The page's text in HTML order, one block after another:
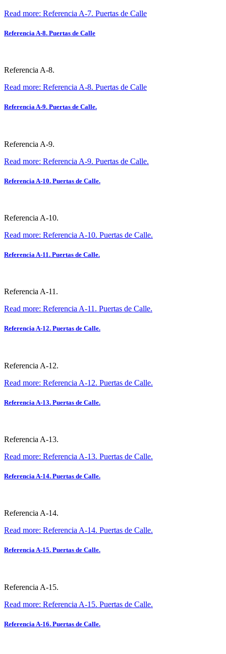
Read more: Referencia A-7. Puertas de Calle
Referencia A-8. Puertas de Calle
Referencia A-8.
Read more: Referencia A-8. Puertas de Calle
Referencia A-9. Puertas de Calle.
Referencia A-9.
Read more: Referencia A-9. Puertas de Calle.
Referencia A-10. Puertas de Calle.
Referencia A-10.
Read more: Referencia A-10. Puertas de Calle.
Referencia A-11. Puertas de Calle.
Referencia A-11.
Read more: Referencia A-11. Puertas de Calle.
Referencia A-12. Puertas de Calle.
Referencia A-12.
Read more: Referencia A-12. Puertas de Calle.
Referencia A-13. Puertas de Calle.
Referencia A-13.
Read more: Referencia A-13. Puertas de Calle.
Referencia A-14. Puertas de Calle.
Referencia A-14.
Read more: Referencia A-14. Puertas de Calle.
Referencia A-15. Puertas de Calle.
Referencia A-15.
Read more: Referencia A-15. Puertas de Calle.
Referencia A-16. Puertas de Calle.